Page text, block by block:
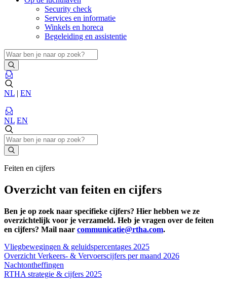
Security check
Services en informatie
Winkels en horeca
Begeleiding en assistentie
NL | EN
NL EN
Feiten en cijfers
Overzicht van feiten en cijfers
Ben je op zoek naar specifieke cijfers? Hier hebben we ze
overzichtelijk voor je verzameld. Heb je vragen over de feiten
en cijfers? Mail naar communicatie@rtha.com.
Vliegbewegingen & geluidspercentages 2025
Overzicht Verkeers- & Vervoerscijfers per maand 2026
Nachtontheffingen
RTHA strategie & cijfers 2025